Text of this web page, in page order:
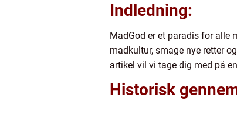
Indledning:
MadGod er et paradis for alle
madkultur, smage nye retter
artikel vil vi tage dig med på
Historisk